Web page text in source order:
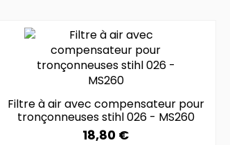
Filtre à air avec compensateur pour
tronçonneuses stihl 026 - MS260
18,80 €